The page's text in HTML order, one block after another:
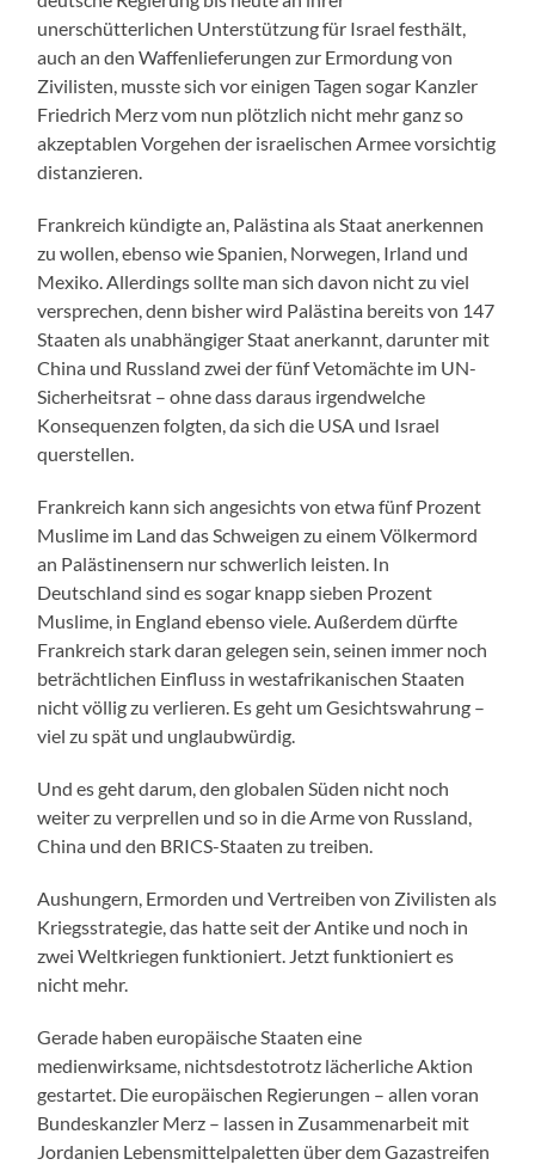
unerschütterlichen Unterstützung für Israel festhält,
auch an den Waffenlieferungen zur Ermordung von
Zivilisten, musste sich vor einigen Tagen sogar Kanzler
Friedrich Merz vom nun plötzlich nicht mehr ganz so
akzeptablen Vorgehen der israelischen Armee vorsichtig
distanzieren.
Frankreich kündigte an, Palästina als Staat anerkennen
zu wollen, ebenso wie Spanien, Norwegen, Irland und
Mexiko. Allerdings sollte man sich davon nicht zu viel
versprechen, denn bisher wird Palästina bereits von 147
Staaten als unabhängiger Staat anerkannt, darunter mit
China und Russland zwei der fünf Vetomächte im UN-
Sicherheitsrat – ohne dass daraus irgendwelche
Konsequenzen folgten, da sich die USA und Israel
querstellen.
Frankreich kann sich angesichts von etwa fünf Prozent
Muslime im Land das Schweigen zu einem Völkermord
an Palästinensern nur schwerlich leisten. In
Deutschland sind es sogar knapp sieben Prozent
Muslime, in England ebenso viele. Außerdem dürfte
Frankreich stark daran gelegen sein, seinen immer noch
beträchtlichen Einfluss in westafrikanischen Staaten
nicht völlig zu verlieren. Es geht um Gesichtswahrung –
viel zu spät und unglaubwürdig.
Und es geht darum, den globalen Süden nicht noch
weiter zu verprellen und so in die Arme von Russland,
China und den BRICS-Staaten zu treiben.
Aushungern, Ermorden und Vertreiben von Zivilisten als
Kriegsstrategie, das hatte seit der Antike und noch in
zwei Weltkriegen funktioniert. Jetzt funktioniert es
nicht mehr.
Gerade haben europäische Staaten eine
medienwirksame, nichtsdestotrotz lächerliche Aktion
gestartet. Die europäischen Regierungen – allen voran
Bundeskanzler Merz – lassen in Zusammenarbeit mit
Jordanien Lebensmittelpaletten über dem Gazastreifen